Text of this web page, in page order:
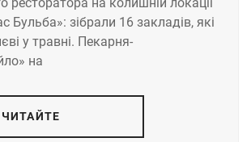
Бульба»: зібрали 16 закладів, які
у травні. Пекарня-
на
ЧИТАЙТЕ